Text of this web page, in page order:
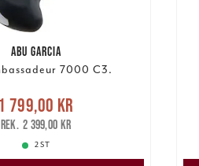
ABU GARCIA
7000 C3.
pris
krTidigare pris
2 399,00 kr
1 799,00 kr
2 399,00 kr
2 ST